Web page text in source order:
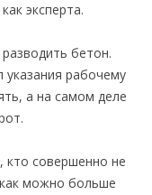
эксперта.
бетон.
рабочему
а на самом деле
кто совершенно не
можно больше